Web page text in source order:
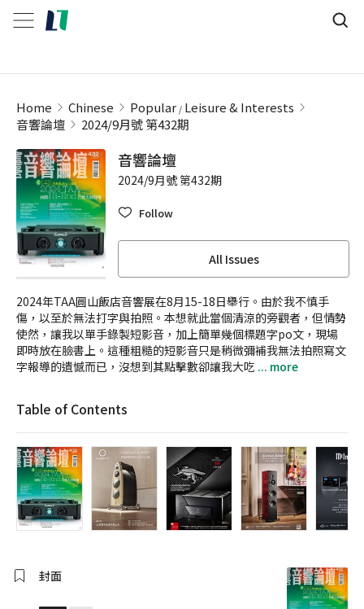
Home Chinese Popular Leisure & Interests
音響論壇
2024/9月號 第432期
音響論壇
2024/9月號 第432期
Follow
All Issues
2024年TAA圓山飯店音響展在8月15-18日舉行。由於我不慎手
傷，以至於無法打字與拍照。本想就此當個清涼的旁觀者，但情勢
使然，讓我以單手錄製短影音，加上簡單幾個標題字po文，現場
即時放在臉書上。這種粗糙的短影音只是稍微彌補我無法拍照寫文
字報導的遺憾而已，沒想到其點擊數卻讓我大吃 ... more
Table of Contents
封面